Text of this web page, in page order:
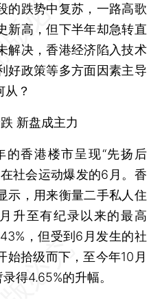
的跌势中复苏，一路高歌
新高，但下半年却急转直
解决，香港经济陷入技术
好政策等多方面因素主导
？
新盘成主力
香港楼市呈现“先扬后
社会运动爆发的6月。香
示，用来衡量二手私人住
升至有纪录以来的最高
，但受到6月发生的社
始拾级而下，至今年10月
得4.65%的升幅。